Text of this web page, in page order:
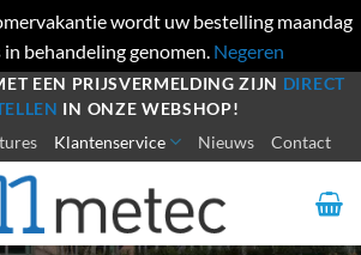
wordt uw bestelling maandag
behandeling genomen. Negeren
EEN PRIJSVERMELDING ZIJN DIRECT
IN ONZE WEBSHOP!
Klantenservice Nieuws Contact